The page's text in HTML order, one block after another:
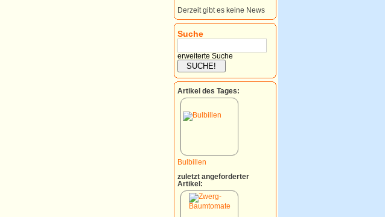
Derzeit gibt es keine News
Suche
erweiterte Suche
Artikel des Tages:
Bulbillen
zuletzt angeforderter
Artikel: